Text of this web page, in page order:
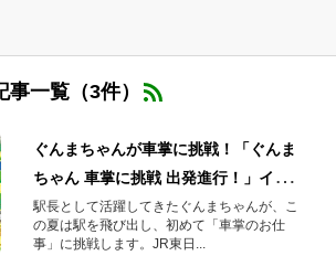
一覧（3件）
ぐんまちゃんが車掌に挑戦！「ぐんま
ちゃん 車掌に挑戦 出発進行！」イベン
ト情報まとめ
駅長として活躍してきたぐんまちゃんが、こ
の夏は駅を飛び出し、初めて「車掌のお仕
事」に挑戦します。JR東日...